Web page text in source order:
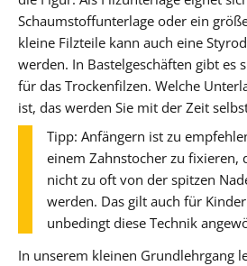
Schaumstoffunterlage oder ein
kleine Filzteile kann auch eine
werden. In Bastelgeschäften gibt es
für das Trockenfilzen. Welche
ist, das werden Sie mit der Zeit
Tipp: Anfängern ist zu
einem Zahnstocher zu fixieren,
nicht zu oft von der spitzen
werden. Das gilt auch für
unbedingt diese Technik
In unserem kleinen Grundlehrgang